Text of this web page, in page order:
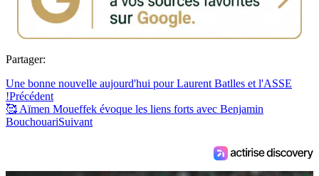
Partager:
Une bonne nouvelle aujourd'hui pour Laurent Batlles et l'ASSE
!Précédent
🥰 Aïmen Moueffek évoque les liens forts avec Benjamin
BouchouariSuivant